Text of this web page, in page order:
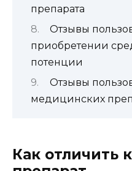
препарата
Отзывы
приобретении
потенции
Отзывы
медицинских
Как отличить